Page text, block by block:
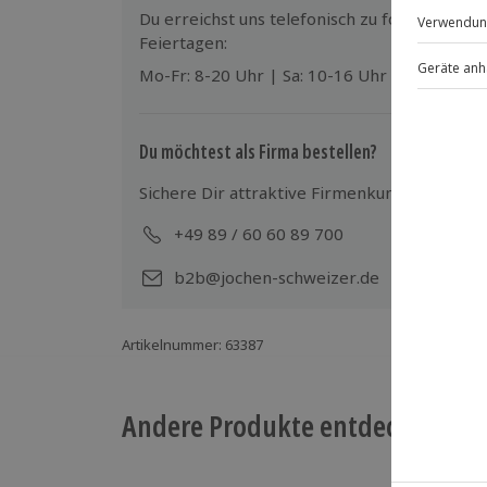
Wird gestellt: Leihschürze,
Malschürzen, Stifte, Pinsel, Spachtel
Gutschein gültig für 1 Person
Du erreichst uns telefonisch zu folgenden
Feiertagen:
Mo-Fr: 8-20 Uhr | Sa: 10-16 Uhr
Du möchtest als Firma bestellen?
Sichere Dir attraktive Firmenkunden Vorteile.
+49 89 / 60 60 89 700
b2b@jochen-schweizer.de
Artikelnummer: 63387
Andere Produkte entdecken